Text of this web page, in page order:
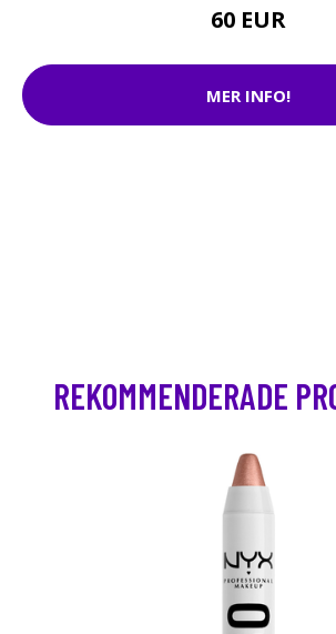
60 EUR
MER INFO!
REKOMMENDERADE